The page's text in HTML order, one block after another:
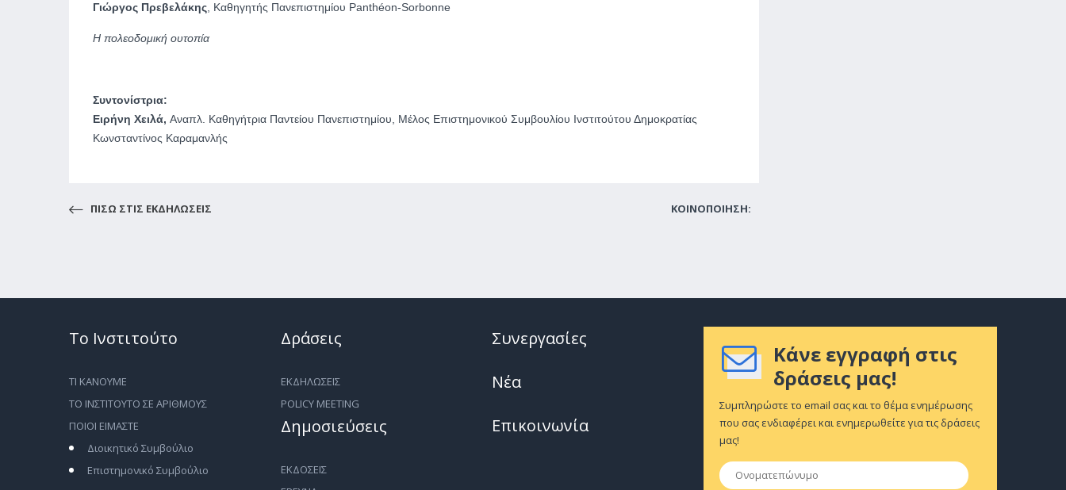
Γιώργος Πρεβελάκης , Καθηγητής Πανεπιστημίου Panthéon-Sorbonne
Η πολεοδομική ουτοπία
Συντονίστρια:
Ειρήνη Χειλά, Αναπλ. Καθηγήτρια Παντείου Πανεπιστημίου, Μέλος Επιστημονικού Συμβουλίου Ινστιτούτου Δημοκρατίας
Κωνσταντίνος Καραμανλής
ΠΙΣΩ ΣΤΙΣ ΕΚΔΗΛΩΣΕΙΣ ΚΟΙΝΟΠΟΙΗΣΗ:
Το Ινστιτούτο
ΤΙ ΚΑΝΟΥΜΕ
ΤΟ ΙΝΣΤΙΤΟΥΤΟ ΣΕ ΑΡΙΘΜΟΥΣ
ΠΟΙΟΙ ΕΙΜΑΣΤΕ
Διοικητικό Συμβούλιο
Επιστημονικό Συμβούλιο
Δράσεις
ΕΚΔΗΛΩΣΕΙΣ
POLICY MEETING
Δημοσιεύσεις
ΕΚΔΟΣΕΙΣ
Συνεργασίες
Νέα
Επικοινωνία
Κάνε εγγραφή στις
δράσεις μας!
Συμπληρώστε το email σας και το θέμα ενημέρωσης
που σας ενδιαφέρει και ενημερωθείτε για τις δράσεις
μας!
Ονοματεπώνυμο